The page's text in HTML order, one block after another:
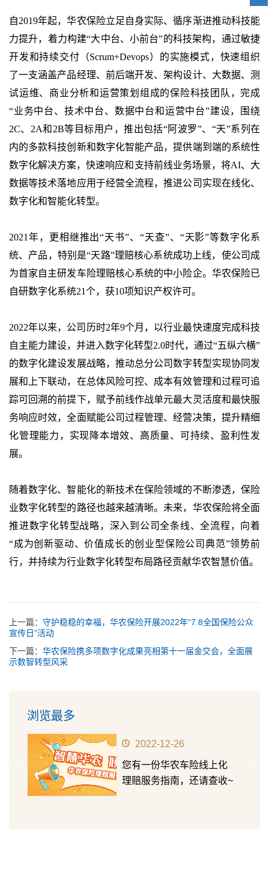
自2019年起，华农保险立足自身实际、循序渐进推动科技能
力提升，着力构建“大中台、小前台”的科技架构，通过敏捷
开发和持续交付（Scrum+Devops）的实施模式，快速组织
了一支涵盖产品经理、前后端开发、架构设计、大数据、测
试运维、商业分析和运营策划组成的保险科技团队，完成
“业务中台、技术中台、数据中台和运营中台”建设，围绕
2C、2A和2B等目标用户，推出包括“阿波罗”、“天”系列在
内的多款科技创新和数字化智能产品，提供端到端的系统性
数字化解决方案，快速响应和支持前线业务场景，将AI、大
数据等技术落地应用于经营全流程，推进公司实现在线化、
数字化和智能化转型。
2021年，更相继推出“天书”、“天查”、“天影”等数字化系
统、产品，特别是“天路”理赔核心系统成功上线，使公司成
为首家自主研发车险理赔核心系统的中小险企。华农保险已
自研数字化系统21个，获10项知识产权许可。
2022年以来，公司历时2年9个月，以行业最快速度完成科技
自主能力建设，并进入数字化转型2.0时代，通过“五纵六横”
的数字化建设发展战略，推动总分公司数字转型实现协同发
展和上下联动，在总体风险可控、成本有效管理和过程可追
踪可回溯的前提下，赋予前线作战单元最大灵活度和最快服
务响应时效，全面赋能公司过程管理、经营决策，提升精细
化管理能力，实现降本增效、高质量、可持续、盈利性发
展。
随着数字化、智能化的新技术在保险领域的不断渗透，保险
业数字化转型的路径也越来越清晰。未来，华农保险将全面
推进数字化转型战略，深入到公司全条线、全流程，向着
“成为创新驱动、价值成长的创业型保险公司典范”领势前
行，并持续为行业数字化转型布局路径贡献华农智慧价值。
上一篇： 守护稳稳的幸福，华农保险开展2022年“7.8全国保险公众
宣传日”活动
下一篇： 华农保险携多项数字化成果亮相第十一届金交会，全面展
示数智转型风采
浏览最多
2022-12-26
您有一份华农车险线上化
理赔服务指南，还请查收~